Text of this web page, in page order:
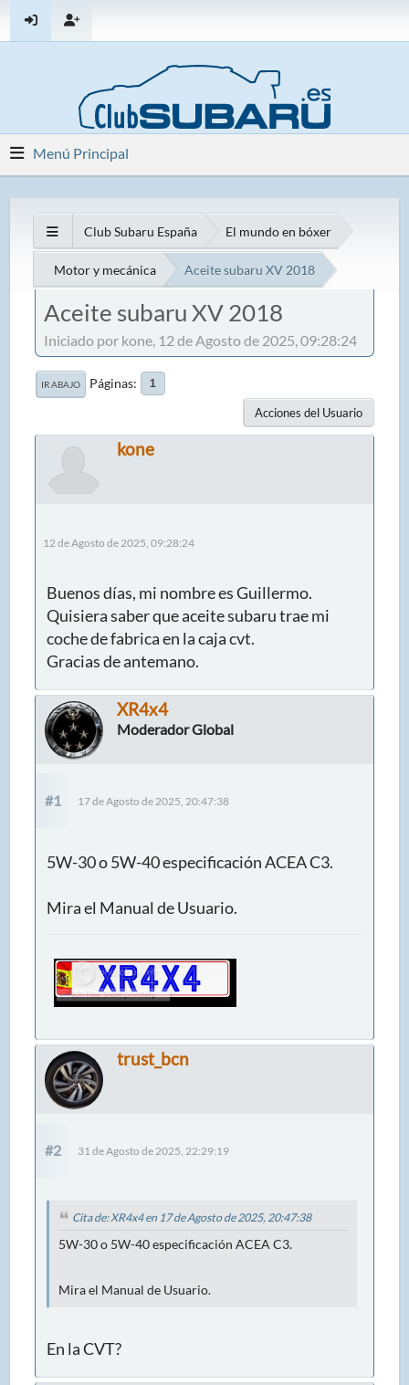
Menú Principal
Club Subaru España El mundo en bóxer
Motor y mecánica Aceite subaru XV 2018
Aceite subaru XV 2018
Iniciado por kone, 12 de Agosto de 2025, 09:28:24
IR ABAJO Páginas 1
Acciones del Usuario
kone
12 de Agosto de 2025, 09:28:24
Buenos días, mi nombre es Guillermo.
Quisiera saber que aceite subaru trae mi
coche de fabrica en la caja cvt.
Gracias de antemano.
XR4x4
Moderador Global
#1 17 de Agosto de 2025, 20:47:38
5W-30 o 5W-40 especificación ACEA C3.
Mira el Manual de Usuario.
trust_bcn
#2 31 de Agosto de 2025, 22:29:19
Cita de: XR4x4 en 17 de Agosto de 2025, 20:47:38
5W-30 o 5W-40 especificación ACEA C3.
Mira el Manual de Usuario.
En la CVT?